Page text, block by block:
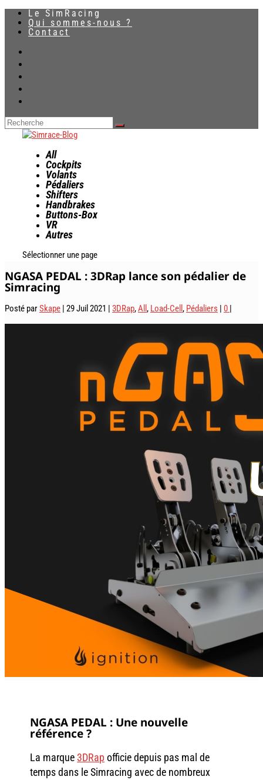
Le SimRacing
Qui sommes-nous ?
Contact
All
Cockpits
Volants
Pédaliers
Shifters
Handbrakes
Buttons-Box
VR
Autres
Sélectionner une page
NGASA PEDAL : 3DRap lance son pédalier de
Simracing
Posté parSkape | 29 Juil 2021 | 3DRap,All , Load-Cell , Pédaliers | 0 |
NGASA PEDAL : Une nouvelle
référence ?
La marque 3DRap officie depuis pas mal de
temps dans le Simracing avec de nombreux